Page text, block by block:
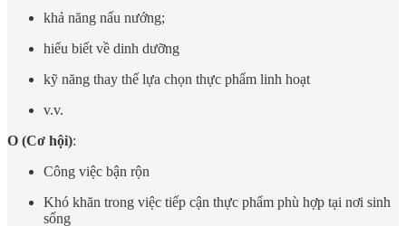
khả năng nấu nướng;
hiểu biết về dinh dưỡng
kỹ năng thay thế lựa chọn thực phẩm linh hoạt
v.v.
O (Cơ hội):
Công việc bận rộn
Khó khăn trong việc tiếp cận thực phẩm phù hợp tại nơi sinh
sống